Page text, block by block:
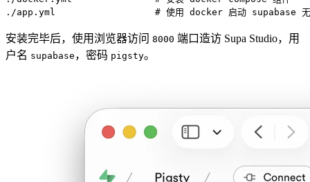
./app.yml # 使用 docker 启动 supabase 无
安装完毕后，使用浏览器访问 8000 端口造访 Supa Studio，用
户名 supabase ，密码 pigsty。